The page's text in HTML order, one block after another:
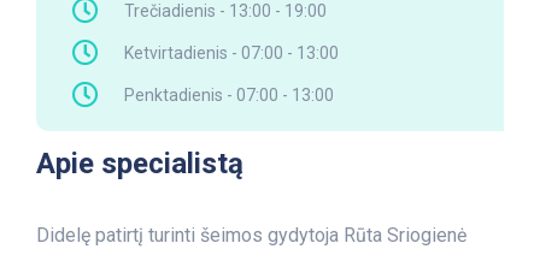
Trečiadienis - 13:00 - 19:00
Ketvirtadienis - 07:00 - 13:00
Penktadienis - 07:00 - 13:00
Apie specialistą
Didelę patirtį turinti šeimos gydytoja Rūta Sriogienė